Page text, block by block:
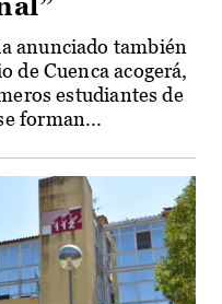
anunciado también
de Cuenca acogerá,
estudiantes de
forman...